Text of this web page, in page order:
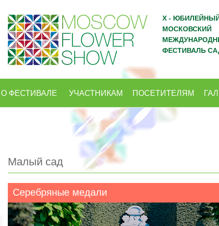
Малый сад
Серебряные медали
X -
МОСКОВСКИЙ
ФЕСТИВАЛЬ
О ФЕСТИВАЛЕ УЧАСТНИКАМ ПОСЕТИТЕЛЯМ